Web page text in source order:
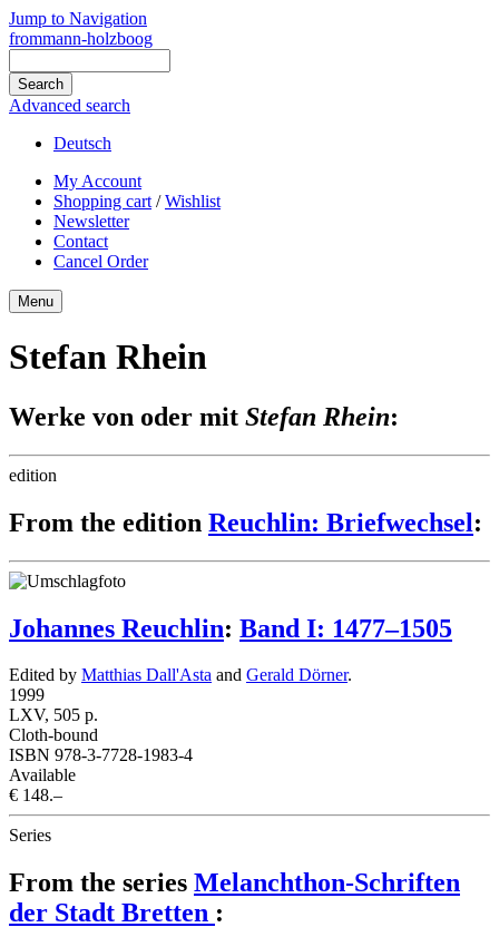
Jump to Navigation
frommann-holzboog
Advanced search
Deutsch
My Account
Shopping cart /Wishlist
Newsletter
Contact
Cancel Order
Menu
Stefan Rhein
Werke von oder mit Stefan Rhein:
edition
From the edition Reuchlin: Briefwechsel:
Johannes Reuchlin: Band I: 1477–1505
Edited by Matthias Dall'Asta and Gerald Dörner.
1999
LXV, 505 p.
Cloth-bound
ISBN 978-3-7728-1983-4
Available
€ 148.–
Series
From the series Melanchthon-Schriften
der Stadt Bretten :